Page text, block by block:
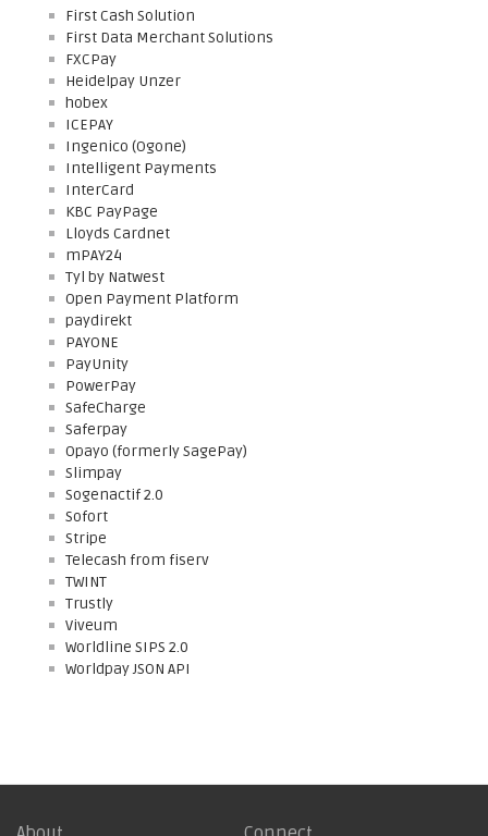
First Cash Solution
First Data Merchant Solutions
FXCPay
Heidelpay Unzer
hobex
ICEPAY
Ingenico (Ogone)
Intelligent Payments
InterCard
KBC PayPage
Lloyds Cardnet
mPAY24
Tyl by Natwest
Open Payment Platform
paydirekt
PAYONE
PayUnity
PowerPay
SafeCharge
Saferpay
Opayo (formerly SagePay)
Slimpay
Sogenactif 2.0
Sofort
Stripe
Telecash from fiserv
TWINT
Trustly
Viveum
Worldline SIPS 2.0
Worldpay JSON API